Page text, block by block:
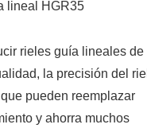
rieles guía lineales de
la precisión del riel
pueden reemplazar
y ahorra muchos